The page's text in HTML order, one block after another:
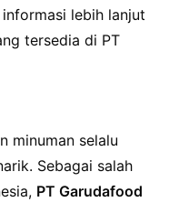
lebih lanjut
tersedia di PT
minuman selalu
Sebagai salah
PT Garudafood